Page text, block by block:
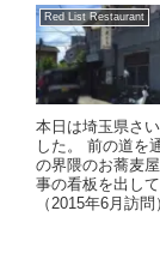
Red List Restaurant
本日は埼玉県さ
した。 前の道を
の界隈のお蕎麦
事の看板を出し
（2015年6月訪問